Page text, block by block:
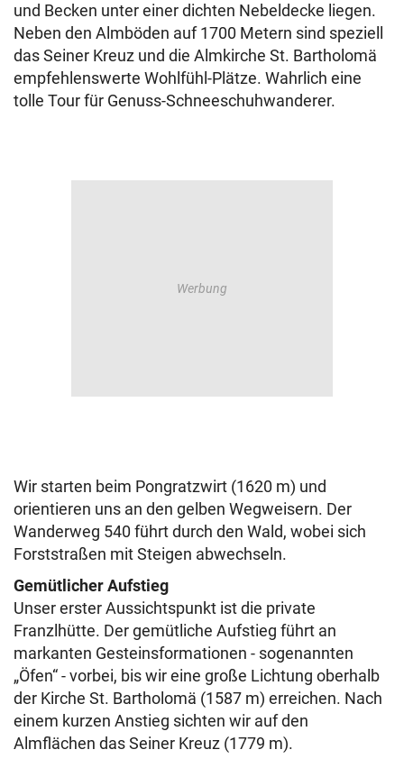
und Becken unter einer dichten Nebeldecke liegen.
Neben den Almböden auf 1700 Metern sind speziell
das Seiner Kreuz und die Almkirche St. Bartholomä
empfehlenswerte Wohlfühl-Plätze. Wahrlich eine
tolle Tour für Genuss-Schneeschuhwanderer.
Wir starten beim Pongratzwirt (1620 m) und
orientieren uns an den gelben Wegweisern. Der
Wanderweg 540 führt durch den Wald, wobei sich
Forststraßen mit Steigen abwechseln.
Gemütlicher Aufstieg
Unser erster Aussichtspunkt ist die private
Franzlhütte. Der gemütliche Aufstieg führt an
markanten Gesteinsformationen - sogenannten
„Öfen“ - vorbei, bis wir eine große Lichtung oberhalb
der Kirche St. Bartholomä (1587 m) erreichen. Nach
einem kurzen Anstieg sichten wir auf den
Almflächen das Seiner Kreuz (1779 m).